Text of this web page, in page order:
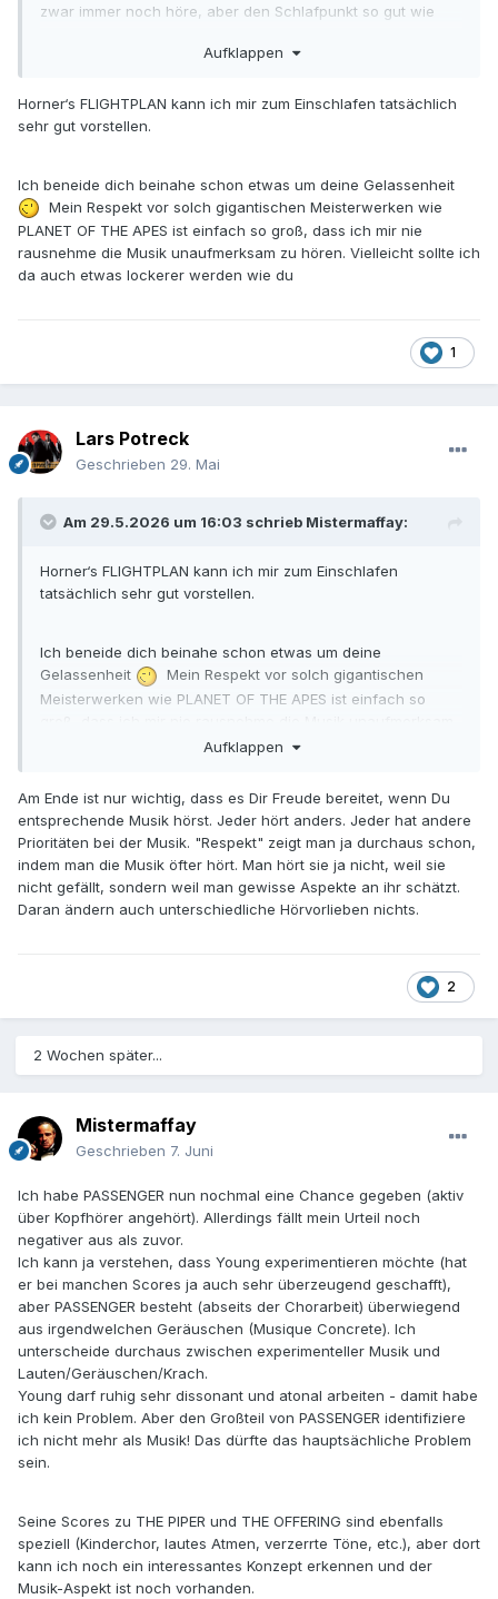
zwar immer noch höre, aber den Schlafpunkt so gut wie
glaube ich bei Titel 4 weg.😁Ich höre die Musik sehr leise.
Horners Flightplan und The Forgotten höre ich auch sehr
gerne.
mit Augen zu, bekomme aber alles mit. Ich lasse so die
Musik einfach auf mich wirken. Ich höre sie bewusst, aber
immer noch oberflächlich, da ich ja nichts analysieren
möchte. Wobei ich durchaus Feinheiten mitbekomme. Mir
geht es dabei nur um Spaß haben und genießen.
Aufklappen
Horner‘s FLIGHTPLAN kann ich mir zum Einschlafen tatsächlich
sehr gut vorstellen.
Ich beneide dich beinahe schon etwas um deine Gelassenheit
Mein Respekt vor solch gigantischen Meisterwerken wie
PLANET OF THE APES ist einfach so groß, dass ich mir nie
rausnehme die Musik unaufmerksam zu hören. Vielleicht sollte ich
da auch etwas lockerer werden wie du
1
Lars Potreck
Geschrieben 29. Mai
Am 29.5.2026 um 16:03 schrieb Mistermaffay:
Horner‘s FLIGHTPLAN kann ich mir zum Einschlafen
tatsächlich sehr gut vorstellen.
Ich beneide dich beinahe schon etwas um deine
Gelassenheit
Mein Respekt vor solch gigantischen
Meisterwerken wie PLANET OF THE APES ist einfach so
zu hören. Vielleicht sollte ich da auch etwas lockerer
Aufklappen
Am Ende ist nur wichtig, dass es Dir Freude bereitet, wenn Du
entsprechende Musik hörst. Jeder hört anders. Jeder hat andere
Prioritäten bei der Musik. "Respekt" zeigt man ja durchaus schon,
indem man die Musik öfter hört. Man hört sie ja nicht, weil sie
nicht gefällt, sondern weil man gewisse Aspekte an ihr schätzt.
Daran ändern auch unterschiedliche Hörvorlieben nichts.
2
2 Wochen später...
Mistermaffay
Geschrieben 7. Juni
Ich habe PASSENGER nun nochmal eine Chance gegeben (aktiv
über Kopfhörer angehört). Allerdings fällt mein Urteil noch
negativer aus als zuvor.
Ich kann ja verstehen, dass Young experimentieren möchte (hat
er bei manchen Scores ja auch sehr überzeugend geschafft),
aber PASSENGER besteht (abseits der Chorarbeit) überwiegend
aus irgendwelchen Geräuschen (Musique Concrete). Ich
unterscheide durchaus zwischen experimenteller Musik und
Lauten/Geräuschen/Krach.
Young darf ruhig sehr dissonant und atonal arbeiten - damit habe
ich kein Problem. Aber den Großteil von PASSENGER identifiziere
ich nicht mehr als Musik! Das dürfte das hauptsächliche Problem
sein.
Seine Scores zu THE PIPER und THE OFFERING sind ebenfalls
speziell (Kinderchor, lautes Atmen, verzerrte Töne, etc.), aber dort
kann ich noch ein interessantes Konzept erkennen und der
Musik-Aspekt ist noch vorhanden.